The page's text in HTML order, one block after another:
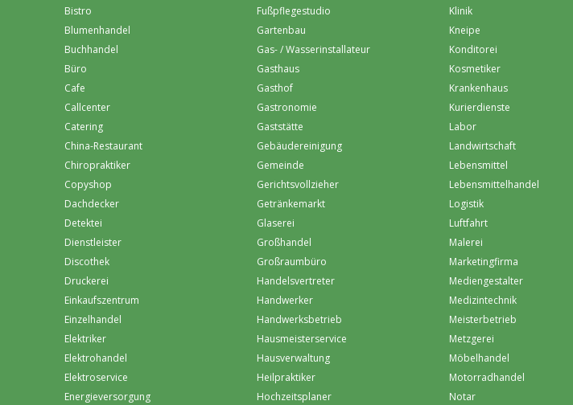
Bistro
Blumenhandel
Buchhandel
Büro
Cafe
Callcenter
Catering
China-Restaurant
Chiropraktiker
Copyshop
Dachdecker
Detektei
Dienstleister
Discothek
Druckerei
Einkaufszentrum
Einzelhandel
Elektriker
Elektrohandel
Elektroservice
Energieversorgung
Fußpflegestudio
Gartenbau
Gas- / Wasserinstallateur
Gasthaus
Gasthof
Gastronomie
Gaststätte
Gebäudereinigung
Gemeinde
Gerichtsvollzieher
Getränkemarkt
Glaserei
Großhandel
Großraumbüro
Handelsvertreter
Handwerker
Handwerksbetrieb
Hausmeisterservice
Hausverwaltung
Heilpraktiker
Hochzeitsplaner
Klinik
Kneipe
Konditorei
Kosmetiker
Krankenhaus
Kurierdienste
Labor
Landwirtschaft
Lebensmittel
Lebensmittelhandel
Logistik
Luftfahrt
Malerei
Marketingfirma
Mediengestalter
Medizintechnik
Meisterbetrieb
Metzgerei
Möbelhandel
Motorradhandel
Notar